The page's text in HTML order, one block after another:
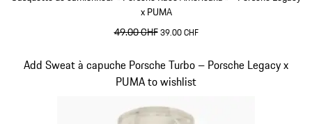
x PUMA
prix initial
49.00 CHFprix de vente
39.00 CHF
Add Sweat à capuche Porsche Turbo – Porsche Legacy x
PUMA to wishlist
Diapositive 4 sur 10